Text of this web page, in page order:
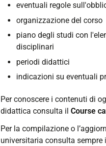
eventuali regole
organizzazione del corso
piano degli studi con
disciplinari
periodi didattici
indicazioni su eventuali
Per conoscere i contenuti di
didattica consulta il Course
Per la compilazione o
universitaria consulta